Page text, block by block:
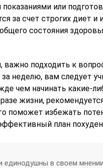
или
за счет строгих диет
состояния
важно подходить к
за неделю, вам следует
чем начинать какие-
жизни,
поможет избежать
план
единодушны в своем